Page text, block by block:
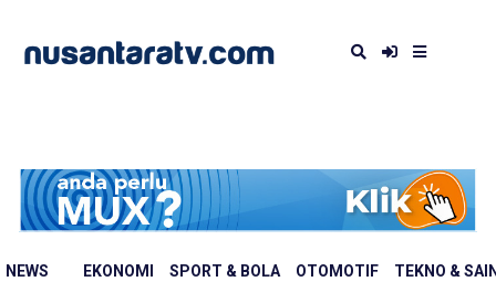
NEWS EKONOMI SPORT & BOLA OTOMOTIF TEKNO &